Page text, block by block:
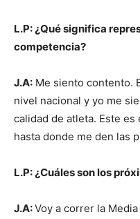
L.P: ¿Qué significa
competencia?
J.A: Me siento contento.
nivel nacional y yo me
calidad de atleta. Este
hasta donde me den las
L.P: ¿Cuáles son los
J.A:Voy a correr la